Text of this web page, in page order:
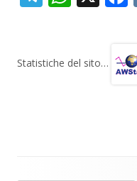
gr s
Statistiche del sito…